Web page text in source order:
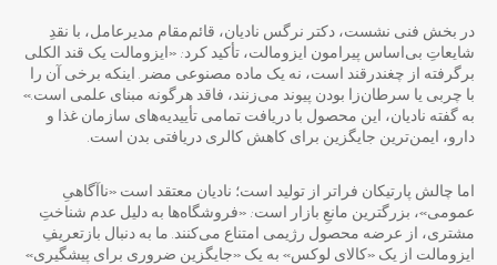
در بخش فنی نشست، دکتر نرگس نادیان، قائم‌مقام مدیرعامل، با نقدِ
شایعاتِ بی‌اساس پیرامون ایزومالت، تأکید کرد: «ایزومالت یک قند الکلی
برگرفته از چغندرقند است، نه یک ماده مصنوعی مضر. اینکه برخی آن را
با چربی یا سرطان‌زا بودن پیوند می‌زنند، فاقد هرگونه مبنای علمی است.»
به گفته نادیان، این محصول با دریافت تمامی تأییدیه‌های سازمان غذا و
دارو، ایمن‌ترین جایگزین برای کاهش کالری دریافتی بدن است.
اما چالش پارتیکان فراتر از تولید است؛ نادیان معتقد است «ناآگاهیِ
عمومی»، بزرگترین مانعِ بازار است: «فروشگاه‌ها به دلیل عدم شناختِ
مشتری، از عرضه محصول رژیمی امتناع می‌کنند. ما به دنبال بازتعریفِ
ایزومالت از یک «کالای لوکس» به یک «جایگزین ضروری برای پیشگیری»